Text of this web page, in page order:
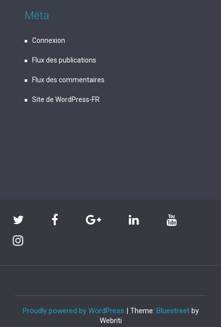
Méta
Connexion
Flux des publications
Flux des commentaires
Site de WordPress-FR
Proudly powered by WordPress | Theme: Bluestreetby
Webriti